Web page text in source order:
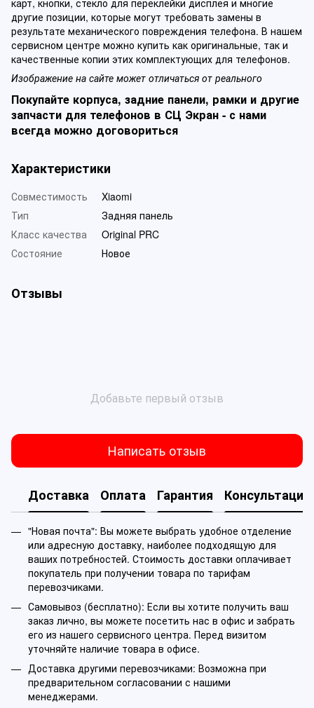
другие позиции, которые могут требовать замены в
результате механического повреждения телефона. В нашем
сервисном центре можно купить как оригинальные, так и
качественные копии этих комплектующих для телефонов.
Изображение на сайте может отличаться от реального
Покупайте корпуса, задние панели, рамки и другие
запчасти для телефонов в СЦ Экран - с нами
всегда можно договориться
Характеристики
Совместимость
Xiaomi
Тип
Задняя панель
Класс качества
Original PRC
Состояние
Новое
Отзывы
Добавьте первый отзыв
Написать отзыв
Доставка Оплата Гарантия Консультация
"Новая почта": Вы можете выбрать удобное отделение
или адресную доставку, наиболее подходящую для
ваших потребностей. Стоимость доставки оплачивает
покупатель при получении товара по тарифам
перевозчиками.
Самовывоз (бесплатно): Если вы хотите получить ваш
заказ лично, вы можете посетить нас в офис и забрать
его из нашего сервисного центра. Перед визитом
уточняйте наличие товара в офисе.
Доставка другими перевозчиками: Возможна при
предварительном согласовании с нашими
менеджерами.